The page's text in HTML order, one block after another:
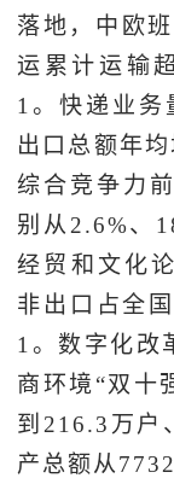
落地，中欧
运累计运输
1。快递业务
出口总额年
综合竞争力
别从2.6%、
经贸和文化
非出口占全
1。数字化改
商环境“双十
到216.3万户
产总额从